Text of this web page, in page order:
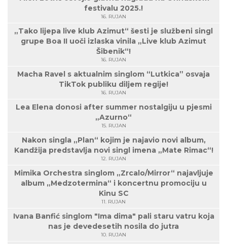
festivalu 2025.!
16. RUJAN
„Tako lijepa live klub Azimut“ šesti je službeni singl
grupe Boa II uoči izlaska vinila „Live klub Azimut
Šibenik“!
16. RUJAN
Macha Ravel s aktualnim singlom “Lutkica” osvaja
TikTok publiku diljem regije!
16. RUJAN
Lea Elena donosi after summer nostalgiju u pjesmi
„Azurno“
15. RUJAN
Nakon singla „Plan“ kojim je najavio novi album,
Kandžija predstavlja novi singl imena „Mate Rimac“!
12. RUJAN
Mimika Orchestra singlom „Zrcalo/Mirror“ najavljuje
album „Medzotermina“ i koncertnu promociju u
Kinu SC
11. RUJAN
Ivana Banfić singlom "Ima dima" pali staru vatru koja
nas je devedesetih nosila do jutra
10. RUJAN